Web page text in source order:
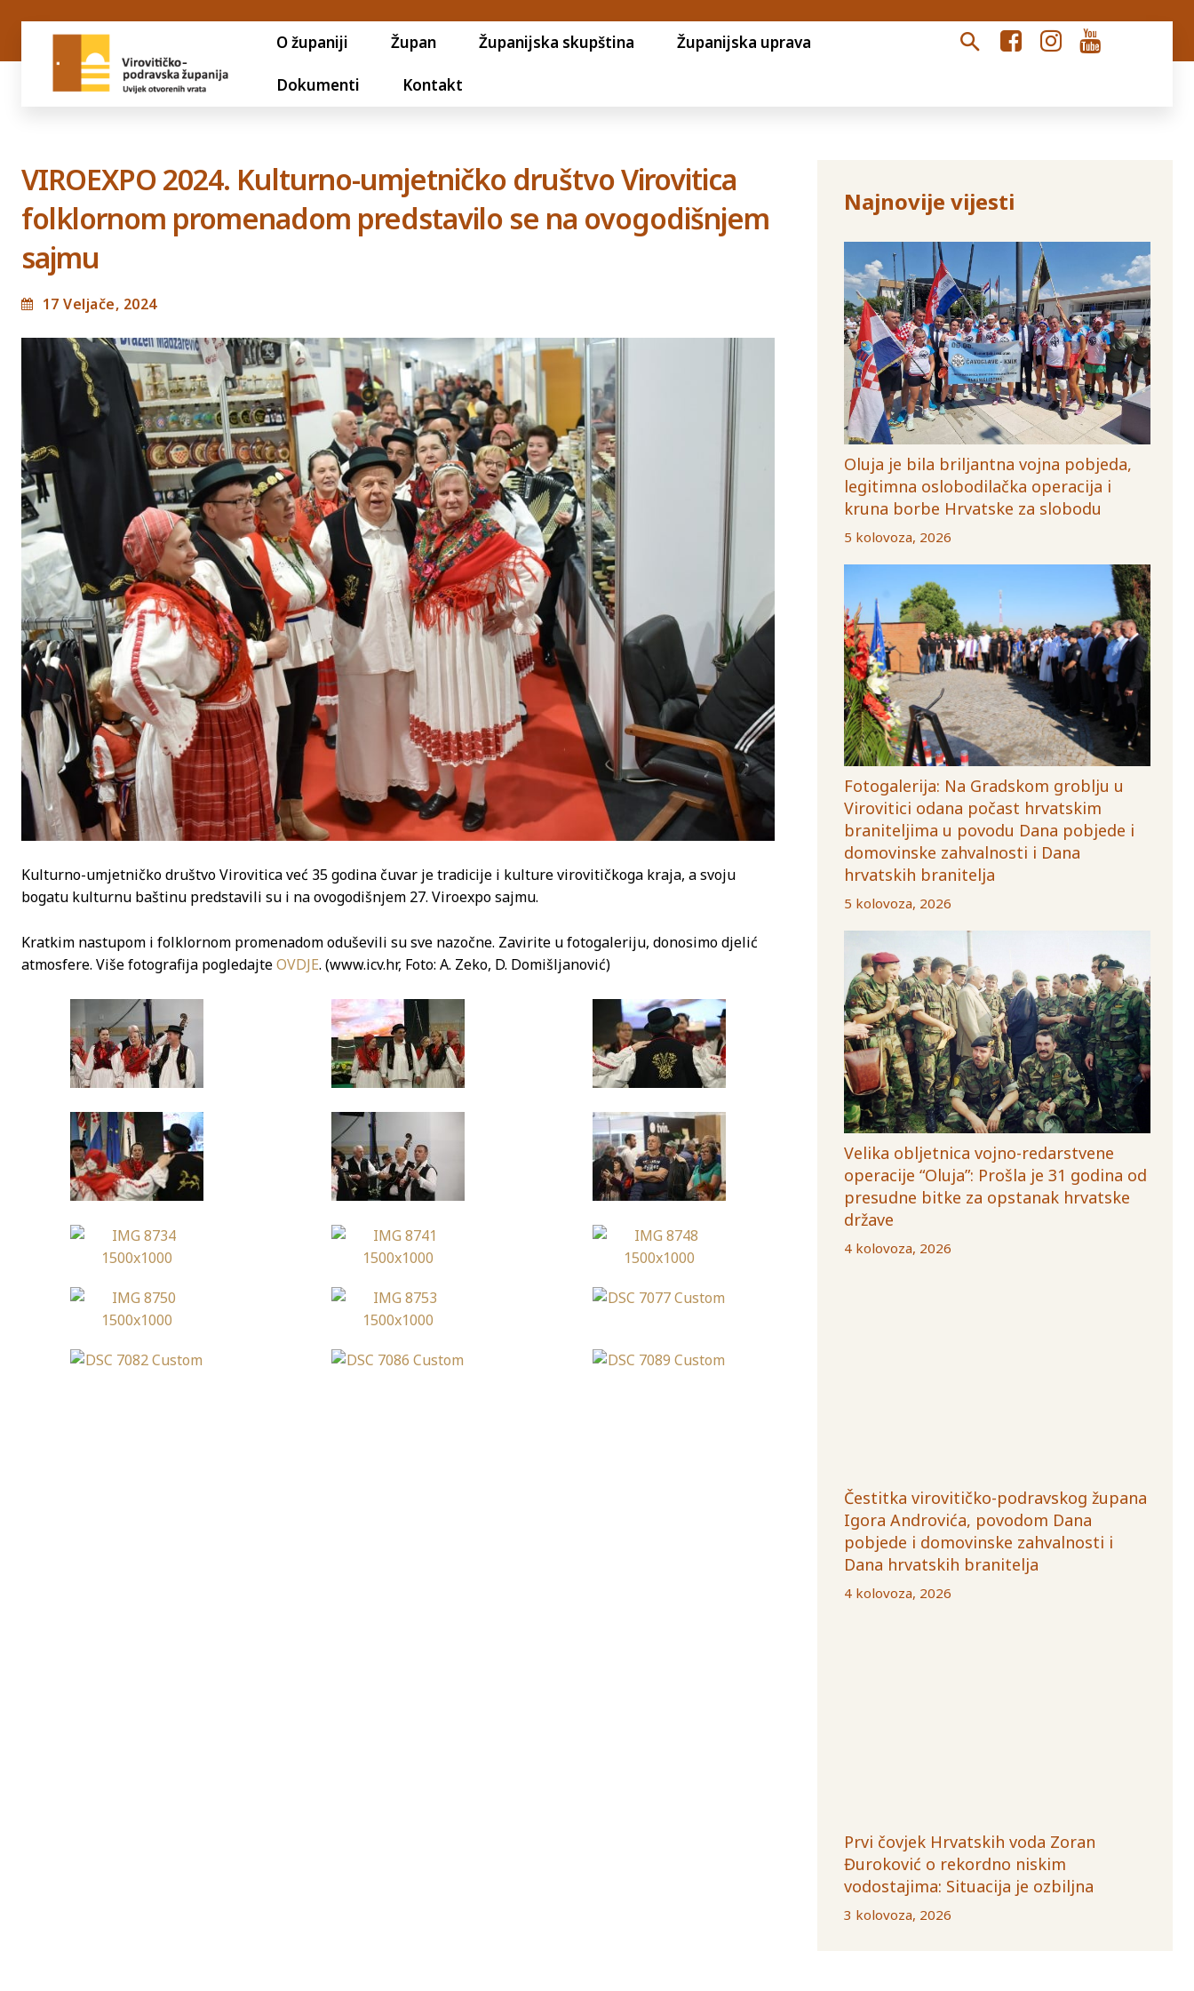
O županiji Župan Županijska skupština Županijska uprava
Dokumenti Kontakt
VIROEXPO 2024. Kulturno-umjetničko društvo Virovitica
folklornom promenadom predstavilo se na ovogodišnjem
sajmu
17 Veljače, 2024
Kulturno-umjetničko društvo Virovitica već 35 godina čuvar je tradicije i kulture virovitičkoga kraja, a svoju
bogatu kulturnu baštinu predstavili su i na ovogodišnjem 27. Viroexpo sajmu.
Kratkim nastupom i folklornom promenadom oduševili su sve nazočne. Zavirite u fotogaleriju, donosimo djelić
atmosfere. Više fotografija pogledajteOVDJE. (www.icv.hr, Foto: A. Zeko, D. Domišljanović)
Najnovije vijesti
Oluja je bila briljantna vojna pobjeda,
legitimna oslobodilačka operacija i
kruna borbe Hrvatske za slobodu
5 kolovoza, 2026
Fotogalerija: Na Gradskom groblju u
Virovitici odana počast hrvatskim
braniteljima u povodu Dana pobjede i
domovinske zahvalnosti i Dana
hrvatskih branitelja
5 kolovoza, 2026
Velika obljetnica vojno-redarstvene
operacije “Oluja”: Prošla je 31 godina od
presudne bitke za opstanak hrvatske
države
4 kolovoza, 2026
Čestitka virovitičko-podravskog župana
Igora Androvića, povodom Dana
pobjede i domovinske zahvalnosti i
Dana hrvatskih branitelja
4 kolovoza, 2026
Prvi čovjek Hrvatskih voda Zoran
Đuroković o rekordno niskim
vodostajima: Situacija je ozbiljna
3 kolovoza, 2026